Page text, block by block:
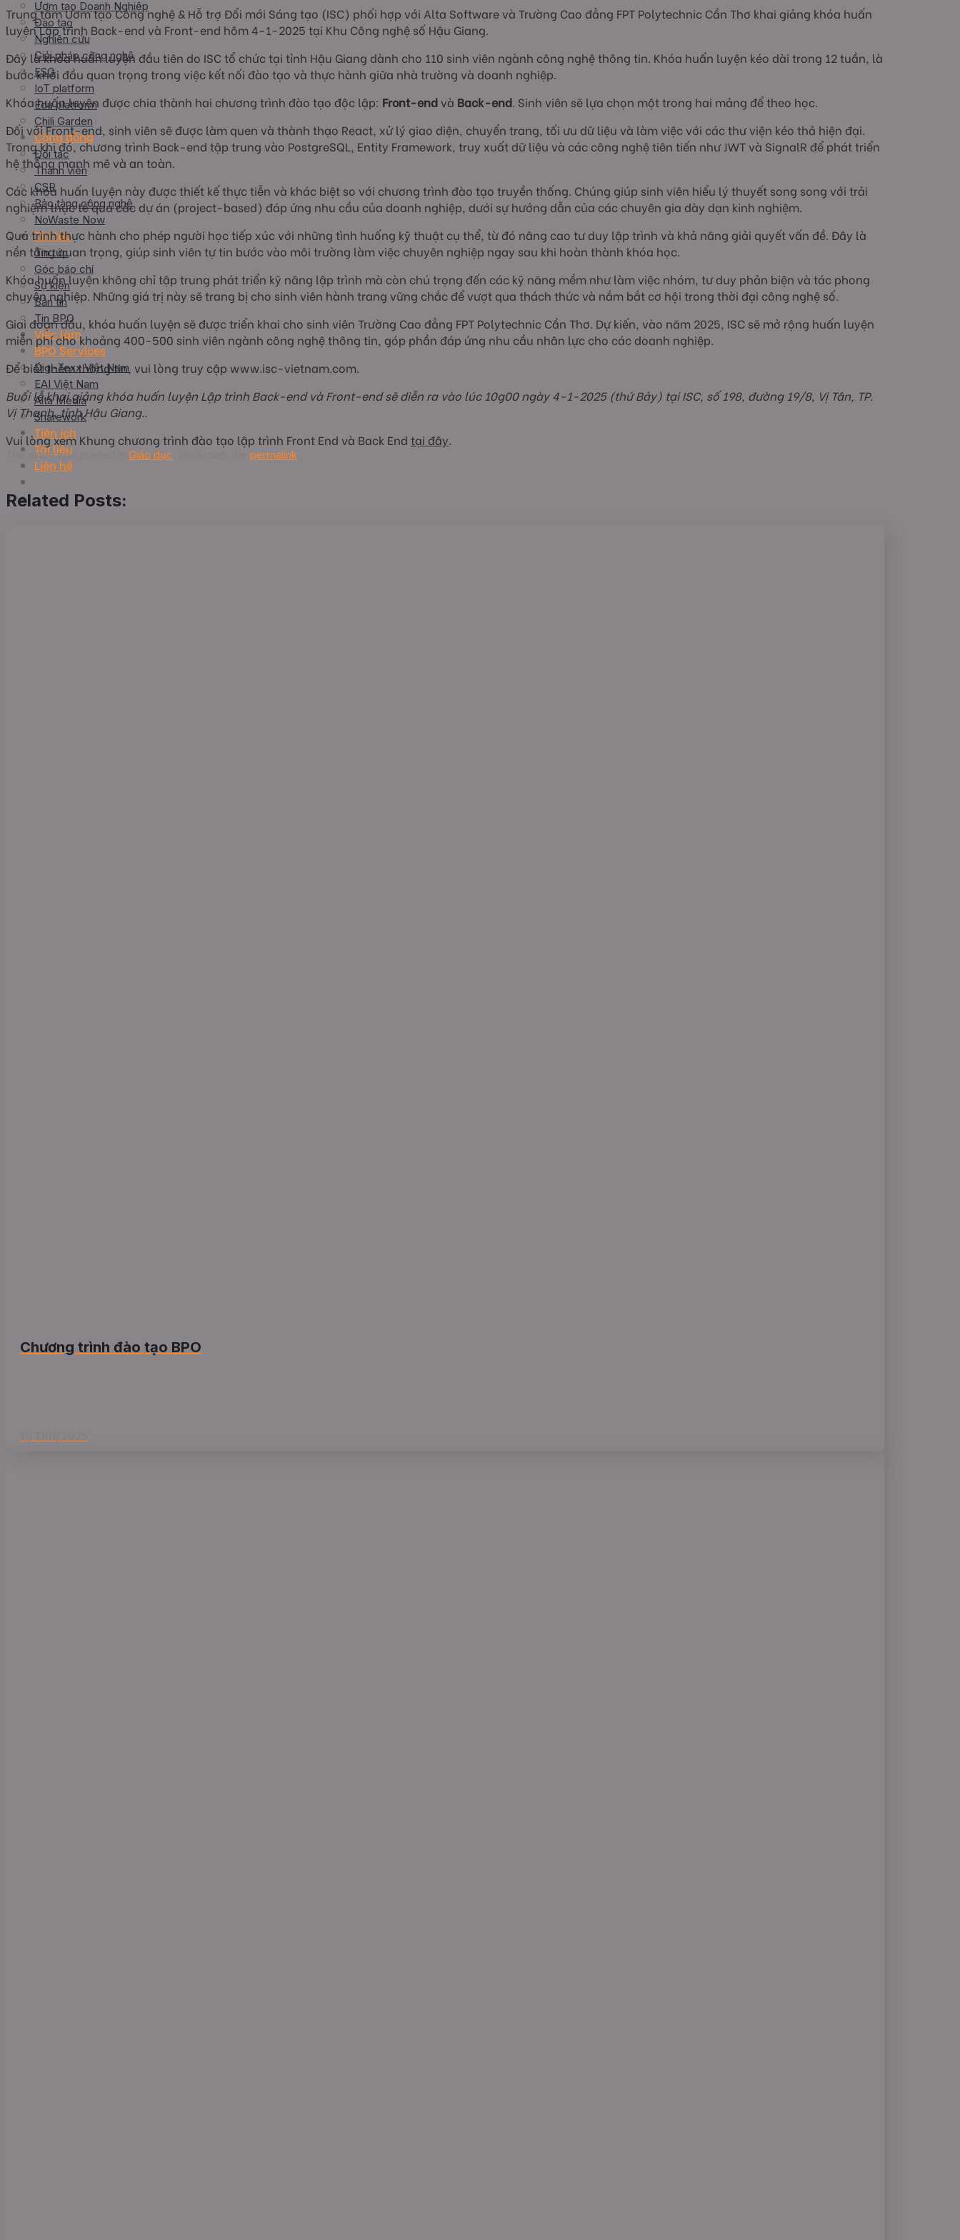
Ươm tạo Doanh Nghiệp
Đào tạo
Nghiên cứu
Giải pháp công nghệ
ESG
IoT platform
Edu platform
Chili Garden
Cộng đồng
Đối tác
Thành viên
CSR
Bảo tàng công nghệ
NoWaste Now
Tin tức
Tin tức
Góc báo chí
Sự kiện
Bản tin
Tin BPO
Việc làm
BPO Services
Digi-Texx Việt Nam
EAI Việt Nam
Alta Media
Sharework
Tiện ích
Tài liệu
Liên hệ
Trung tâm Ươm tạo Công nghệ & Hỗ trợ Đổi mới Sáng tạo (ISC) phối hợp với Alta Software và Trường Cao đẳng FPT Polytechnic Cần Thơ khai giảng khóa huấn
luyện Lập trình Back-end và Front-end hôm 4-1-2025 tại Khu Công nghệ số Hậu Giang.
Đây là khóa huấn luyện đầu tiên do ISC tổ chức tại tỉnh Hậu Giang dành cho 110 sinh viên ngành công nghệ thông tin. Khóa huấn luyện kéo dài trong 12 tuần, là
bước khởi đầu quan trọng trong việc kết nối đào tạo và thực hành giữa nhà trường và doanh nghiệp.
Khóa huấn luyện được chia thành hai chương trình đào tạo độc lập: Front-end và Back-end. Sinh viên sẽ lựa chọn một trong hai mảng để theo học.
Đối với Front-end, sinh viên sẽ được làm quen và thành thạo React, xử lý giao diện, chuyển trang, tối ưu dữ liệu và làm việc với các thư viện kéo thả hiện đại.
Trong khi đó, chương trình Back-end tập trung vào PostgreSQL, Entity Framework, truy xuất dữ liệu và các công nghệ tiên tiến như JWT và SignalR để phát triển
hệ thống mạnh mẽ và an toàn.
Các khóa huấn luyện này được thiết kế thực tiễn và khác biệt so với chương trình đào tạo truyền thống. Chúng giúp sinh viên hiểu lý thuyết song song với trải
nghiệm thực tế qua các dự án (project-based) đáp ứng nhu cầu của doanh nghiệp, dưới sự hướng dẫn của các chuyên gia dày dạn kinh nghiệm.
Quá trình thực hành cho phép người học tiếp xúc với những tình huống kỹ thuật cụ thể, từ đó nâng cao tư duy lập trình và khả năng giải quyết vấn đề. Đây là
nền tảng quan trọng, giúp sinh viên tự tin bước vào môi trường làm việc chuyên nghiệp ngay sau khi hoàn thành khóa học.
Khóa huấn luyện không chỉ tập trung phát triển kỹ năng lập trình mà còn chú trọng đến các kỹ năng mềm như làm việc nhóm, tư duy phản biện và tác phong
chuyên nghiệp. Những giá trị này sẽ trang bị cho sinh viên hành trang vững chắc để vượt qua thách thức và nắm bắt cơ hội trong thời đại công nghệ số.
Giai đoạn đầu, khóa huấn luyện sẽ được triển khai cho sinh viên Trường Cao đẳng FPT Polytechnic Cần Thơ. Dự kiến, vào năm 2025, ISC sẽ mở rộng huấn luyện
miễn phí cho khoảng 400-500 sinh viên ngành công nghệ thông tin, góp phần đáp ứng nhu cầu nhân lực cho các doanh nghiệp.
Để biết thêm thông tin, vui lòng truy cập www.isc-vietnam.com.
Buổi lễ khai giảng khóa huấn luyện Lập trình Back-end và Front-end sẽ diễn ra vào lúc 10g00 ngày 4-1-2025 (thứ Bảy) tại ISC, số 198, đường 19/8, Vị Tân, TP.
Vị Thanh, tỉnh Hậu Giang..
Vui lòng xem Khung chương trình đào tạo lập trình Front End và Back End tại đây.
This entry was posted in Giáo dục permalink
Related Posts:
Chương trình đào tạo BPO